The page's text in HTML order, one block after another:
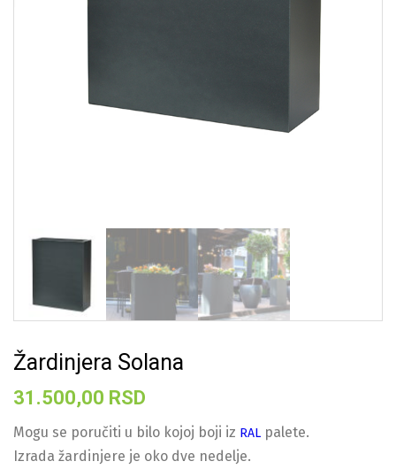
Žardinjera Solana
31.500,00 RSD
Mogu se poručiti u bilo kojoj boji iz RAL palete.
Izrada žardinjere je oko dve nedelje.